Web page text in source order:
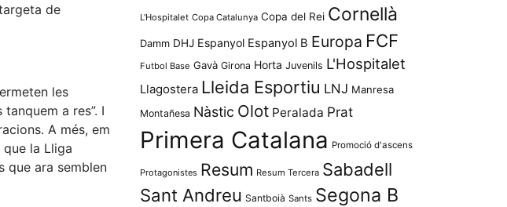
de
les
a res”. I
A més, em
la Lliga
que ara semblen
L'Hospitalet Copa Catalunya Copa del Rei Cornellà
Damm DHJ Espanyol Espanyol B Europa FCF
Futbol Base Gavà Girona Horta Juvenils L'Hospitalet
Llagostera Lleida Esportiu LNJ Manresa
Montañesa Nàstic Olot Peralada Prat
Primera Catalana Promoció d'ascens
Protagonistes Resum Resum Tercera Sabadell
Sant Andreu Santboià Sants Segona B